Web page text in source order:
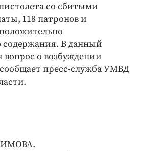
со сбитыми
118 патронов и
содержания. В данный
о возбуждении
сообщает пресс-служба УМВД